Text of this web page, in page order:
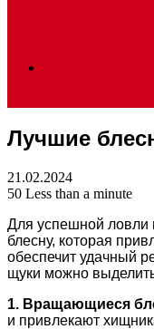
for
Лучшие
21.02.2024
50 Less than a minute
Для успешной ловли
блесну, которая
обеспечит удачный
щуки можно
1. Вращающиеся
и привлекают